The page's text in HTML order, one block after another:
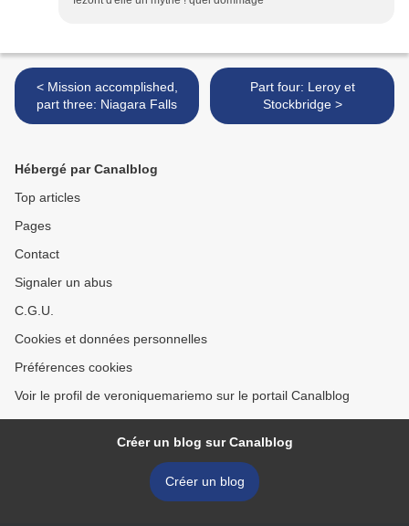
< Mission accomplished,
part three: Niagara Falls
Part four: Leroy et
Stockbridge >
Hébergé par Canalblog
Top articles
Pages
Contact
Signaler un abus
C.G.U.
Cookies et données personnelles
Préférences cookies
Voir le profil de veroniquemariemo sur le portail Canalblog
Créer un blog sur Canalblog
Créer un blog